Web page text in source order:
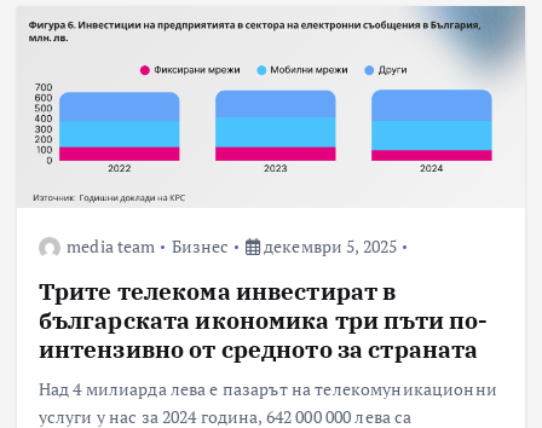
media team Бизнес декември 5, 2025
Трите телекома инвестират в
българската икономика три пъти по-
интензивно от средното за страната
Над 4 милиарда лева е пазарът на телекомуникационни
услуги у нас за 2024 година, 642 000 000 лева са